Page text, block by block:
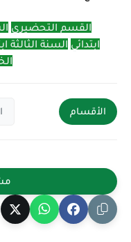
القسم التحضيري
ابتدائي السنة الثالثة
الأقسام